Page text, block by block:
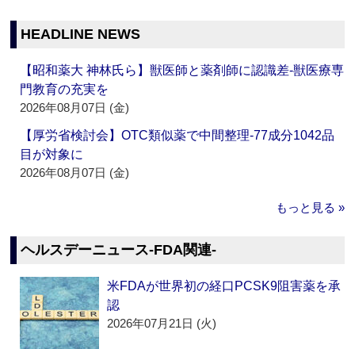
HEADLINE NEWS
【昭和薬大 神林氏ら】獣医師と薬剤師に認識差‐獣医療専
門教育の充実を
2026年08月07日 (金)
【厚労省検討会】OTC類似薬で中間整理‐77成分1042品
目が対象に
2026年08月07日 (金)
もっと見る »
ヘルスデーニュース‐FDA関連‐
米FDAが世界初の経口PCSK9阻害薬を承
認
2026年07月21日 (火)